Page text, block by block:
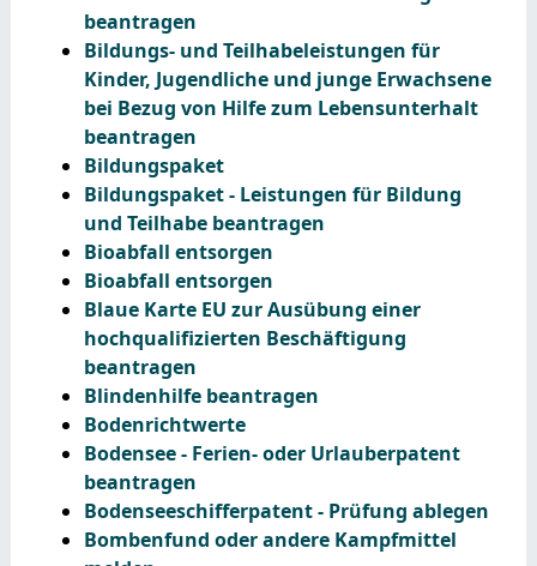
beantragen
Bildungs- und Teilhabeleistungen für
Kinder, Jugendliche und junge Erwachsene
bei Bezug von Hilfe zum Lebensunterhalt
beantragen
Bildungspaket
Bildungspaket - Leistungen für Bildung
und Teilhabe beantragen
Bioabfall entsorgen
Bioabfall entsorgen
Blaue Karte EU zur Ausübung einer
hochqualifizierten Beschäftigung
beantragen
Blindenhilfe beantragen
Bodenrichtwerte
Bodensee - Ferien- oder Urlauberpatent
beantragen
Bodenseeschifferpatent - Prüfung ablegen
Bombenfund oder andere Kampfmittel